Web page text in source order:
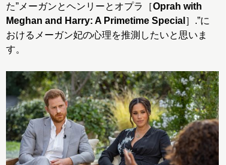
た”メーガンとヘンリーとオプラ［Oprah with
Meghan and Harry: A Primetime Special ］.”に
おけるメーガン妃の心理を推測したいと思いま
す。